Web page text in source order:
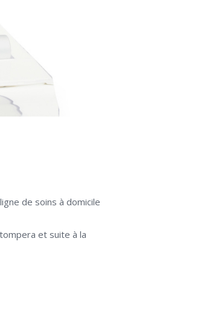
de soins à domicile
et suite à la